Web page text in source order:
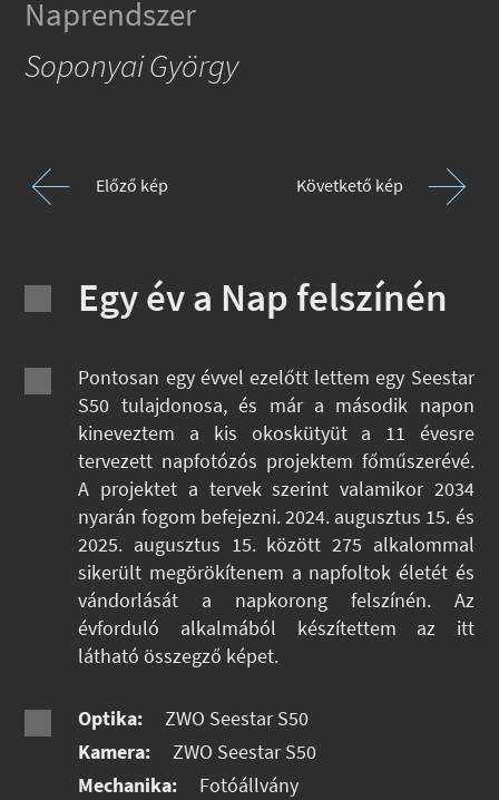
Naprendszer
Soponyai György
Előző kép Követkető kép
Egy év a Nap felszínén
Pontosan egy évvel ezelőtt lettem egy Seestar
S50 tulajdonosa, és már a második napon
kineveztem a kis okoskütyüt a 11 évesre
tervezett napfotózós projektem főműszerévé.
A projektet a tervek szerint valamikor 2034
nyarán fogom befejezni. 2024. augusztus 15. és
2025. augusztus 15. között 275 alkalommal
sikerült megörökítenem a napfoltok életét és
vándorlását a napkorong felszínén. Az
évforduló alkalmából készítettem az itt
látható összegző képet.
Optika:
ZWO Seestar S50
Kamera:
ZWO Seestar S50
Mechanika:
Fotóállvány